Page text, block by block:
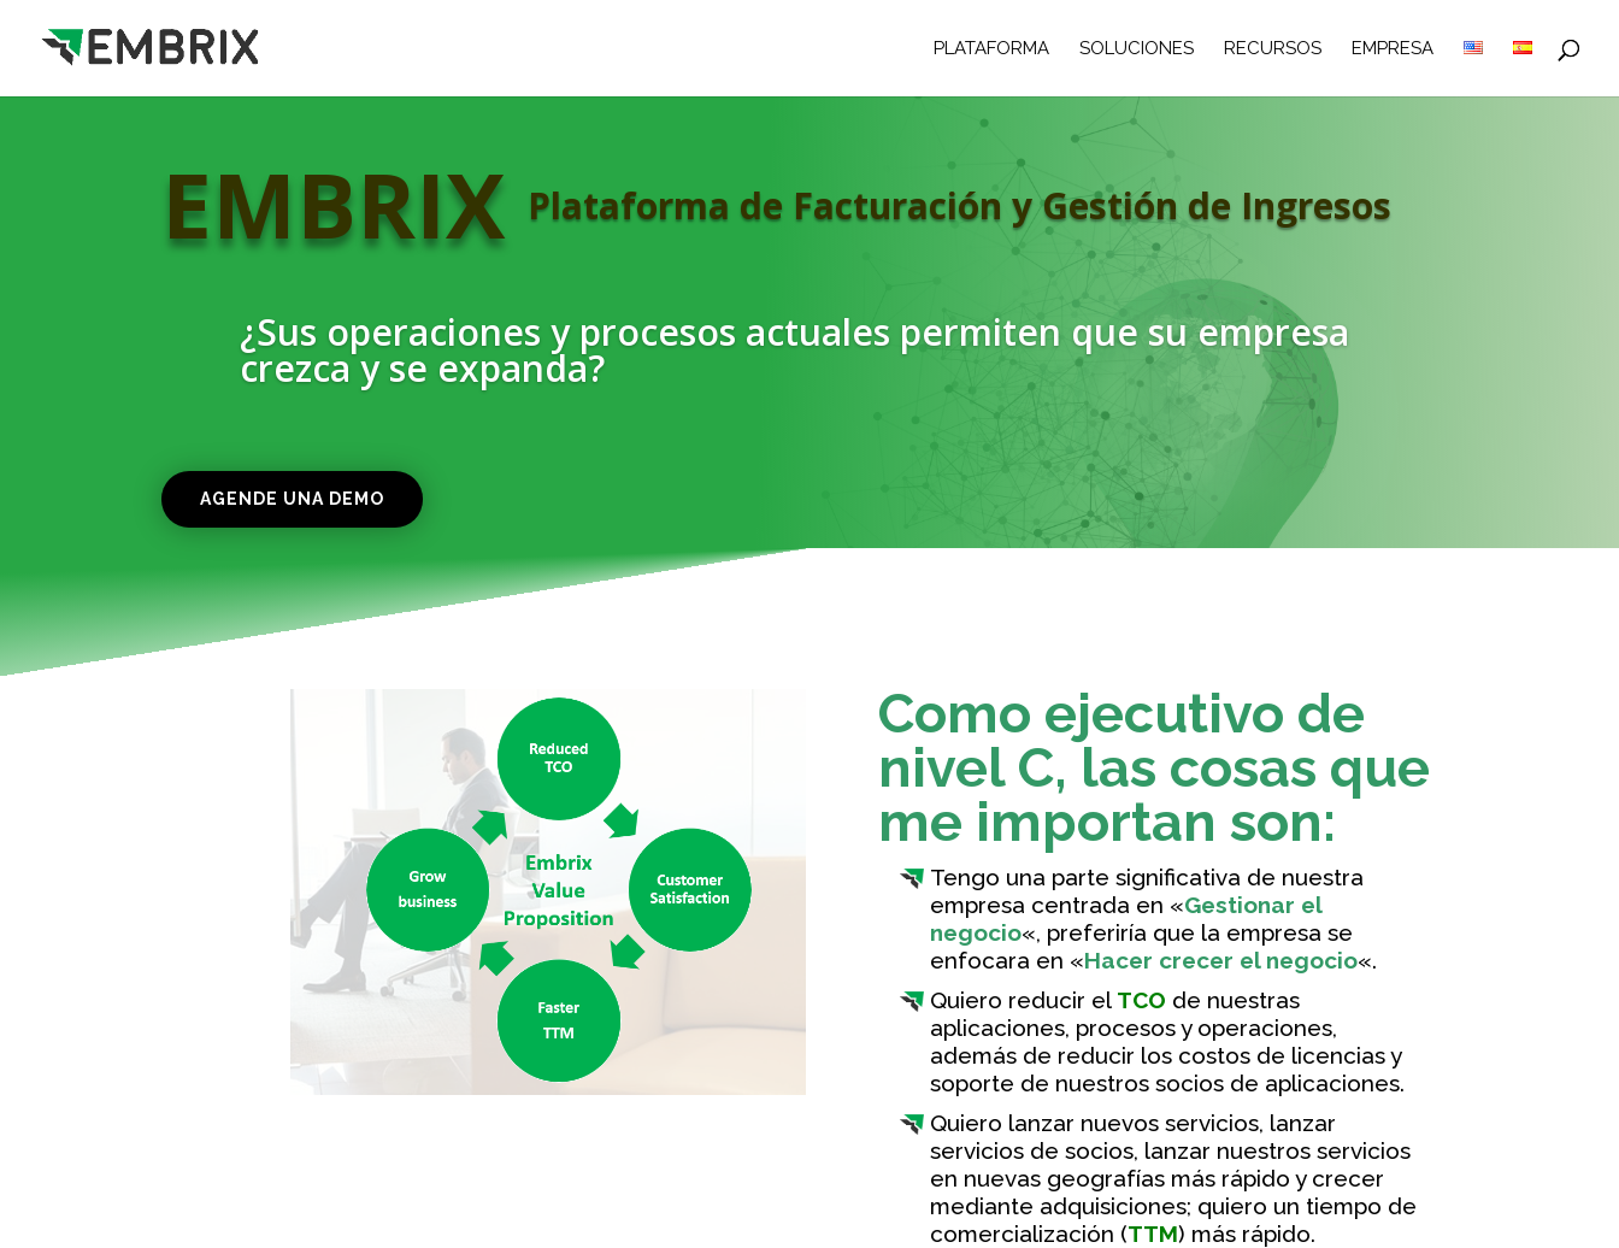
PLATAFORMA SOLUCIONES RECURSOS EMPRESA
EMBRIX Plataforma de Facturación y Gestión de Ingresos
¿Sus operaciones y procesos actuales permiten que su empresa
crezca y se expanda?
AGENDE UNA DEMO
Como ejecutivo de
nivel C, las cosas que
me importan son:
Tengo una parte significativa de nuestra
empresa centrada en «Gestionar el
negocio«, preferiría que la empresa se
enfocara en «Hacer crecer el negocio«.
Quiero reducir el TCO de nuestras
aplicaciones, procesos y operaciones,
además de reducir los costos de licencias y
soporte de nuestros socios de aplicaciones.
Quiero lanzar nuevos servicios, lanzar
servicios de socios, lanzar nuestros servicios
en nuevas geografías más rápido y crecer
mediante adquisiciones; quiero un tiempo de
comercialización (TTM) más rápido.